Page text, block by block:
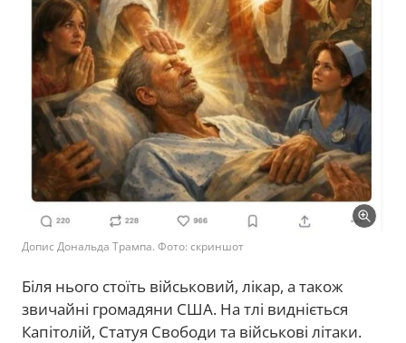
Допис Дональда Трампа. Фото: скриншот
Біля нього стоїть військовий, лікар, а також
звичайні громадяни США. На тлі видніється
Капітолій, Статуя Свободи та військові літаки.